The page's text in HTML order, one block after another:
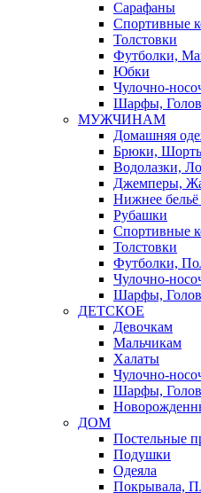
Сарафаны
Спортивные
Толстовки
Футболки,
Юбки
Чулочно-
Шарфы,
МУЖЧИНАМ
Домашняя
Брюки,
Водолазки,
Джемперы,
Нижнее бельё
Рубашки
Спортивные
Толстовки
Футболки,
Чулочно-
Шарфы,
ДЕТСКОЕ
Девочкам
Мальчикам
Халаты
Чулочно-
Шарфы,
ДОМ
Постельные
Подушки
Одеяла
Покрывала,